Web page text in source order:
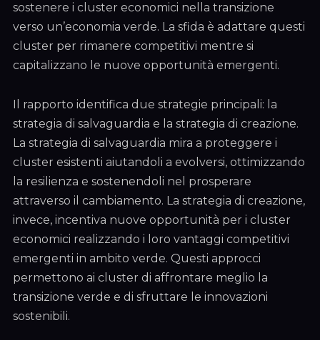
sostenere i cluster economici nella transizione
verso un’economia verde. La sfida è adattare questi
cluster per rimanere competitivi mentre si
capitalizzano le nuove opportunità emergenti.
Il rapporto identifica due strategie principali: la
strategia di salvaguardia e la strategia di creazione.
La strategia di salvaguardia mira a proteggere i
cluster esistenti aiutandoli a evolversi, ottimizzando
la resilienza e sostenendoli nel prosperare
attraverso il cambiamento. La strategia di creazione,
invece, incentiva nuove opportunità per i cluster
economici realizzando i loro vantaggi competitivi
emergenti in ambito verde. Questi approcci
permettono ai cluster di affrontare meglio la
transizione verde e di sfruttare le innovazioni
sostenibili.